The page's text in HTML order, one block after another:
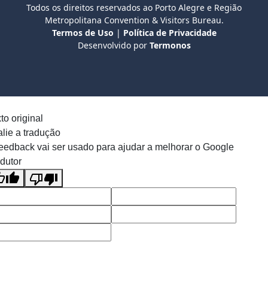
Todos os direitos reservados ao Porto Alegre e Região
Metropolitana Convention & Visitors Bureau.
Termos de Uso | Política de Privacidade
Desenvolvido por Termonos
original
a tradução
vai ser usado para ajudar a melhorar o Google